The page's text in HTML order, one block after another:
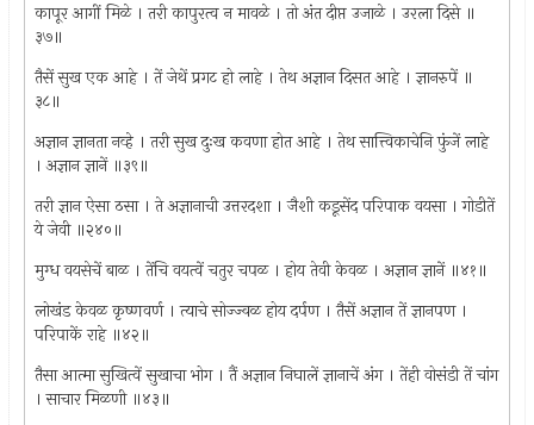
कापूर आगीं मिळे । तरी कापुरत्व न मावळे । तो अंत दीप्त उजाळे । उरला दिसे ॥
३७॥
तैसें सुख एक आहे । तें जेथें प्रगट हो लाहे । तेथ अज्ञान दिसत आहे । ज्ञानरुपें ॥
३८॥
अज्ञान ज्ञानता नव्हे । तरी सुख दुःख कवणा होत आहे । तेथ सात्त्विकाचेनि फुंजें लाहे
। अज्ञान ज्ञानें ॥३९॥
तरी ज्ञान ऐसा ठसा । ते अज्ञानाची उत्तरदशा । जैशी कडूसेंद परिपाक वयसा । गोडीतें
ये जेवी ॥२४०॥
मुग्ध वयसेचें बाळ । तेंचि वयत्वें चतुर चपळ । होय तेवी केवळ । अज्ञान ज्ञानें ॥४१॥
लोखंड केवळ कृष्णवर्ण । त्याचे सोज्ज्वळ होय दर्पण । तैसें अज्ञान तें ज्ञानपण ।
परिपाकें राहे ॥४२॥
तैसा आत्मा सुखित्वें सुखाचा भोग । तैं अज्ञान निघालें ज्ञानाचें अंग । तेंही वोसंडी तें चांग
। साचार मिळणी ॥४३॥